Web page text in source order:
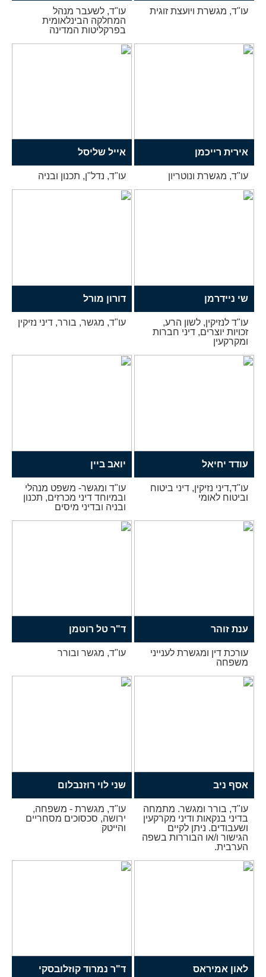
עו"ד, מגשרת ויועצת זוגית
עו"ד, לשעבר מנהל
המחלקה הבינלאומית
בפרקליטות המדינה
אירית רייכמן
עו"ד, מגשרת ונוטריון
אייל שליסל
עו"ד, נדל"ן, תכנון ובניה
שי ניידרמן
עו"ד לנזיקין, לשון הרע,
זכויות יוצרים, דיני חברות
ומקרקעין
דורון מורל
עו"ד, מגשר, בורר, דיני נזיקין
עודד יחיאל
עו"ד,דיני נזיקין, דיני ביטוח
וביטוח לאומי
יואב ביין
עו"ד ומגשר- משפט מנהלי
ובמיוחד דיני מכרזים, תכנון
ובניה ובדיני מיסים
ענת זוהר
עורכת דין ומגשרת לענייני
משפחה
ד"ר טל רוטמן
עו"ד, מגשר ובורר
אסף ניב
עו"ד, בורר ומגשר. מתמחה
בדיני בנקאות ודיני מקרקעין
ושעבודים. ניתן לקיים
הגישור ו/או הבוררות בשפה
הערבית.
שני לוי רוזנבלום
עו"ד, מגשרת - משפחה,
ירושה, סכסוכים מסחריים
והייטק
לאון אמיראס ד"ר נמרוד קוזלובסקי